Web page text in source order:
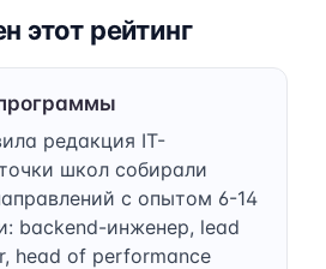
этот рейтинг
редакция IT-
школ собирали
с опытом 6-14
backend-инженер, lead
head of performance